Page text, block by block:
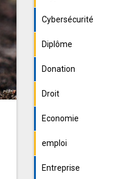
Cybersécurité
Diplôme
Donation
Droit
Economie
emploi
Entreprise